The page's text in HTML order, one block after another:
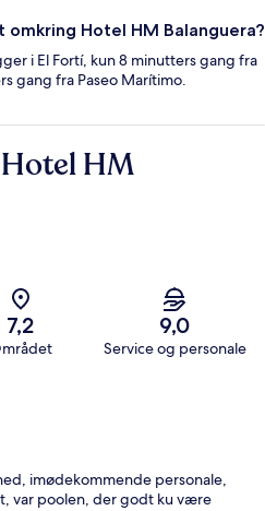
omkring Hotel HM Balanguera?
i El Fortí, kun 8 minutters gang fra
gang fra Paseo Marítimo.
HM
7,2 9,0
Service og personale
imødekommende personale,
var poolen, der godt ku være